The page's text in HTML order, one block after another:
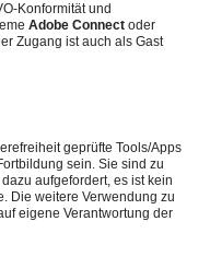
Konformität und
Adobe Connect oder
Zugang ist auch als Gast
geprüfte Tools/Apps
sein. Sie sind zu
aufgefordert, es ist kein
Die weitere Verwendung zu
eigene Verantwortung der